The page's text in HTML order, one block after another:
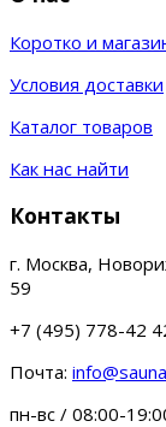
Коротко и
Условия доставки
Каталог товаров
Как нас найти
Контакты
г. Москва,
59
+7 (495) 778-42
Почта:
пн-вс / 08:00-